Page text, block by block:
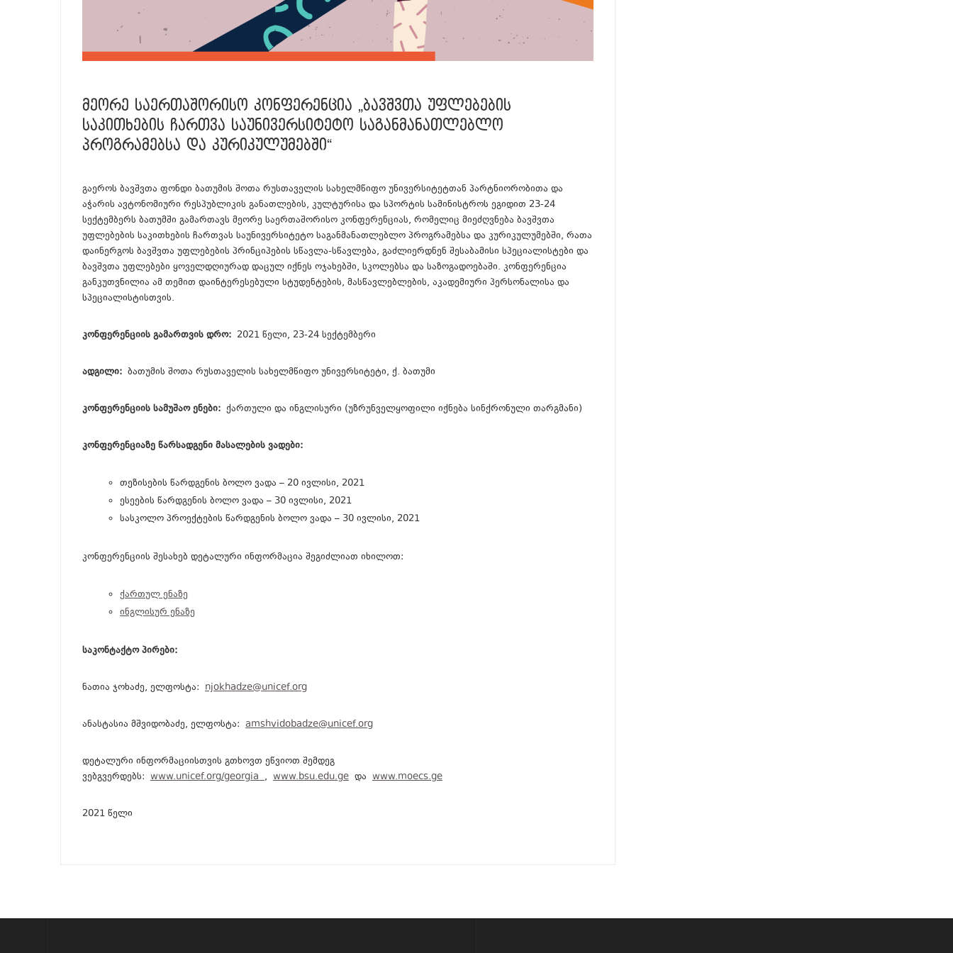
ᲛᲔᲝᲠᲔ ᲡᲐᲔᲠᲗᲐᲨᲝᲠᲘᲡᲝ ᲙᲝᲜᲤᲔᲠᲔᲜᲪᲘᲐ „ᲑᲐᲕᲨᲕᲗᲐ ᲣᲤᲚᲔᲑᲔᲑᲘᲡ
ᲡᲐᲙᲘᲗᲮᲔᲑᲘᲡ ᲩᲐᲠᲗᲕᲐ ᲡᲐᲣᲜᲘᲕᲔᲠᲡᲘᲢᲔᲢᲝ ᲡᲐᲒᲐᲜᲛᲐᲜᲐᲗᲚᲔᲑᲚᲝ
ᲞᲠᲝᲒᲠᲐᲛᲔᲑᲡᲐ ᲓᲐ ᲙᲣᲠᲘᲙᲣᲚᲣᲛᲔᲑᲨᲘ“
გაეროს ბავშვთა ფონდი ბათუმის შოთა რუსთაველის სახელმწიფო უნივერსიტეტთან პარტნიორობითა და
აჭარის ავტონომიური რესპუბლიკის განათლების, კულტურისა და სპორტის სამინისტროს ეგიდით 23-24
სექტემბერს ბათუმში გამართავს მეორე საერთაშორისო კონფერენციას, რომელიც მიეძღვნება ბავშვთა
უფლებების საკითხების ჩართვას საუნივერსიტეტო საგანმანათლებლო პროგრამებსა და კურიკულუმებში, რათა
დაინერგოს ბავშვთა უფლებების პრინციპების სწავლა-სწავლება, გაძლიერდნენ შესაბამისი სპეციალისტები და
ბავშვთა უფლებები ყოველდღიურად დაცულ იქნეს ოჯახებში, სკოლებსა და საზოგადოებაში. კონფერენცია
განკუთვნილია ამ თემით დაინტერესებული სტუდენტების, მასწავლებლების, აკადემიური პერსონალისა და
სპეციალისტისთვის.
კონფერენციის გამართვის დრო: 2021 წელი, 23-24 სექტემბერი
ადგილი: ბათუმის შოთა რუსთაველის სახელმწიფო უნივერსიტეტი, ქ. ბათუმი
კონფერენციის სამუშაო ენები: ქართული და ინგლისური (უზრუნველყოფილი იქნება სინქრონული თარგმანი)
კონფერენციაზე წარსადგენი მასალების ვადები:
თეზისების წარდგენის ბოლო ვადა – 20 ივლისი, 2021
ესეების წარდგენის ბოლო ვადა – 30 ივლისი, 2021
სასკოლო პროექტების წარდგენის ბოლო ვადა – 30 ივლისი, 2021
კონფერენციის შესახებ დეტალური ინფორმაცია შეგიძლიათ იხილოთ:
ქართულ ენაზე
ინგლისურ ენაზე
საკონტაქტო პირები:
ნათია ჯოხაძე, ელფოსტა: njokhadze@unicef.org
ანასტასია მშვიდობაძე, ელფოსტა: amshvidobadze@unicef.org
დეტალური ინფორმაციისთვის გთხოვთ ეწვიოთ შემდეგ
ვებგვერდებს: www.unicef.org/georgia, www.bsu.edu.ge და www.moecs.ge
2021 წელი